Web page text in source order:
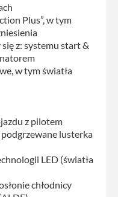
Plus”, w tym
z: systemu start &
w tym światła
z pilotem
lusterka
LED (światła
chłodnicy